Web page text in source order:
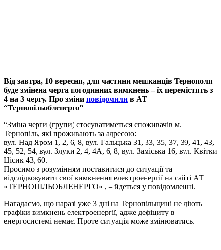
Від завтра, 10 вересня, для частини мешканців Тернополя
буде змінена черга погодинних вимкнень – їх перемістять з
4 на 3 чергу. Про зміни повідомили в АТ
“Тернопільобленерго”
“Зміна черги (групи) стосуватиметься споживачів м.
Тернопіль, які проживають за адресою:
вул. Над Яром 1, 2, 6, 8, вул. Гальцька 31, 33, 35, 37, 39, 41, 43,
45, 52, 54, вул. Злуки 2, 4, 4А, 6, 8, вул. Заміська 16, вул. Квітки
Цісик 43, 60.
Просимо з розумінням поставитися до ситуації та
відслідковувати свої вимкнення електроенергії на сайті АТ
«ТЕРНОПІЛЬОБЛЕНЕРГО» , – йдеться у повідомленні.
Нагадаємо, що наразі уже 3 дні на Тернопільщині не діють
графіки вимкнень електроенергії, адже дефіциту в
енергосистемі немає. Проте ситуація може змінюватись.